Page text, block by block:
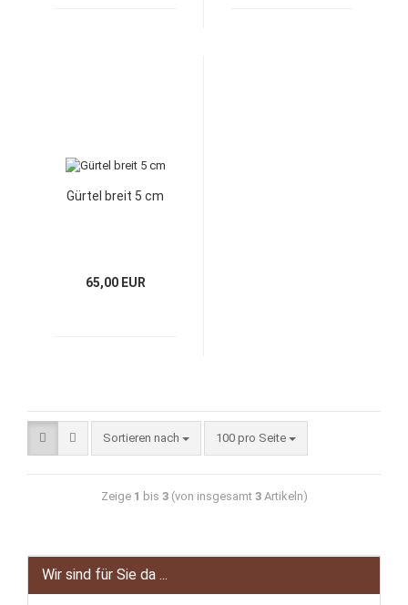
Gürtel breit 5 cm
65,00 EUR
Sortieren nach 100 pro Seite
Zeige 1 bis 3(von insgesamt 3Artikeln)
Wir sind für Sie da ...